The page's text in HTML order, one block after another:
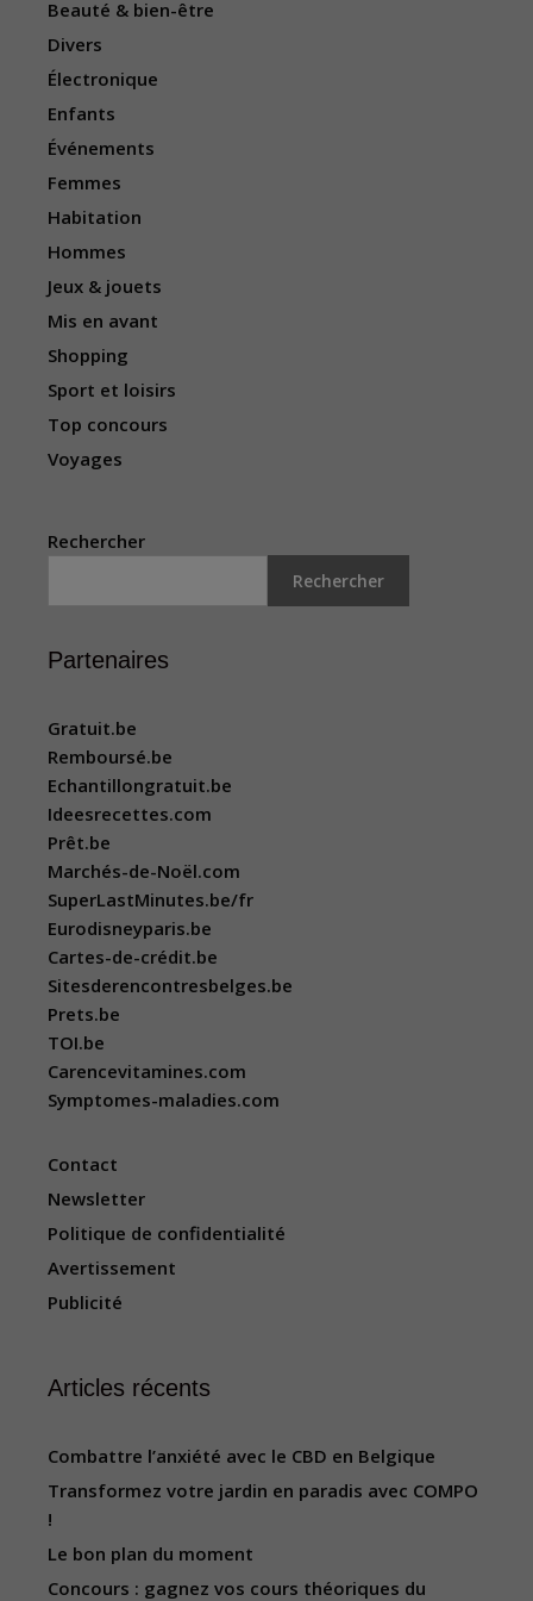
Beauté & bien-être
Divers
Électronique
Enfants
Événements
Femmes
Habitation
Hommes
Jeux & jouets
Mis en avant
Shopping
Sport et loisirs
Top concours
Voyages
Rechercher
Rechercher
Partenaires
Gratuit.be
Remboursé.be
Echantillongratuit.be
Ideesrecettes.com
Prêt.be
Marchés-de-Noël.com
SuperLastMinutes.be/fr
Eurodisneyparis.be
Cartes-de-crédit.be
Sitesderencontresbelges.be
Prets.be
TOI.be
Carencevitamines.com
Symptomes-maladies.com
Contact
Newsletter
Politique de confidentialité
Avertissement
Publicité
Articles récents
Combattre l’anxiété avec le CBD en Belgique
Transformez votre jardin en paradis avec COMPO
!
Le bon plan du moment
Concours : gagnez vos cours théoriques du